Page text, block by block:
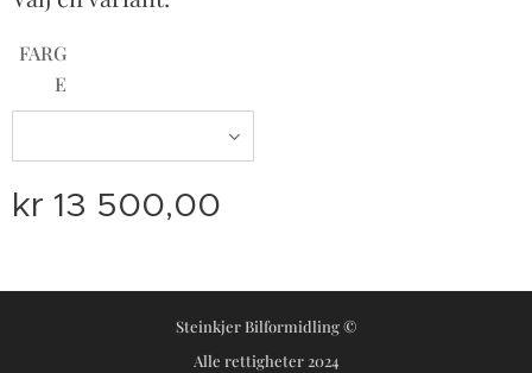
FARG
E
kr 13 500,00
Steinkjer Bilformidling ©
Alle rettigheter 2024